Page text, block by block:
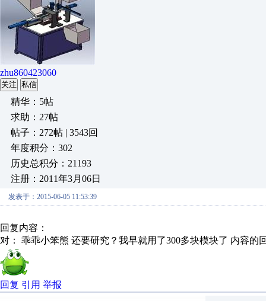
zhu860423060
关注 私信
精华：5帖
求助：27帖
帖子：272帖 | 3543回
年度积分：302
历史总积分：21193
注册：2011年3月06日
发表于：2015-06-05 11:53:39
回复内容：
对： 乖乖小笨熊 还要研究？我早就用了300多块模块了 内容的
回复 引用 举报